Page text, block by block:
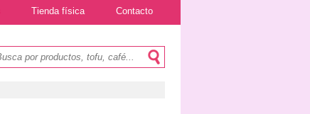
Tienda física Contacto